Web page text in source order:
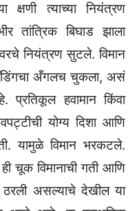
क्षणी त्याच्या नियंत्रण
तांत्रिक बिघाड झाला
नियंत्रण सुटले. विमान
अँगलच चुकला, असं
प्रतिकूल हवामान किंवा
योग्य दिशा आणि
यामुळे विमान भरकटले.
चूक विमानाची गती आणि
ठरली असल्याचे देखील या